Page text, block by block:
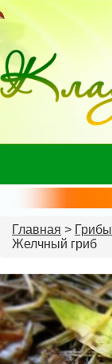
Главная > Грибы
Желчный гриб